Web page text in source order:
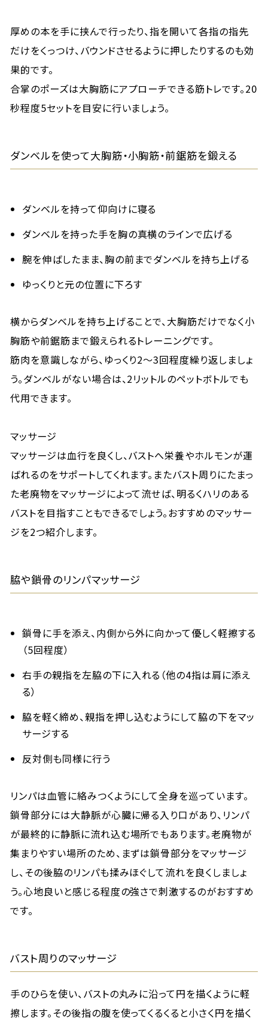
厚めの本を手に挟んで行ったり、指を開いて各指の指先
だけをくっつけ、バウンドさせるように押したりするのも効
果的です。
合掌のポーズは大胸筋にアプローチできる筋トレです。20
秒程度5セットを目安に行いましょう。
ダンベルを使って大胸筋・小胸筋・前鋸筋を鍛える
ダンベルを持って仰向けに寝る
ダンベルを持った手を胸の真横のラインで広げる
腕を伸ばしたまま、胸の前までダンベルを持ち上げる
ゆっくりと元の位置に下ろす
横からダンベルを持ち上げることで、大胸筋だけでなく小
胸筋や前鋸筋まで鍛えられるトレーニングです。
筋肉を意識しながら、ゆっくり2～3回程度繰り返しましょ
う。ダンベルがない場合は、2リットルのペットボトルでも
代用できます。
マッサージ
マッサージは血行を良くし、バストへ栄養やホルモンが運
ばれるのをサポートしてくれます。またバスト周りにたまっ
た老廃物をマッサージによって流せば、明るくハリのある
バストを目指すこともできるでしょう。おすすめのマッサー
ジを2つ紹介します。
脇や鎖骨のリンパマッサージ
鎖骨に手を添え、内側から外に向かって優しく軽擦する
（5回程度）
右手の親指を左脇の下に入れる（他の4指は肩に添え
る）
脇を軽く締め、親指を押し込むようにして脇の下をマッ
サージする
反対側も同様に行う
リンパは血管に絡みつくようにして全身を巡っています。
鎖骨部分には大静脈が心臓に帰る入り口があり、リンパ
が最終的に静脈に流れ込む場所でもあります。老廃物が
集まりやすい場所のため、まずは鎖骨部分をマッサージ
し、その後脇のリンパも揉みほぐして流れを良くしましょ
う。心地良いと感じる程度の強さで刺激するのがおすすめ
です。
バスト周りのマッサージ
手のひらを使い、バストの丸みに沿って円を描くように軽
擦します。その後指の腹を使ってくるくると小さく円を描く